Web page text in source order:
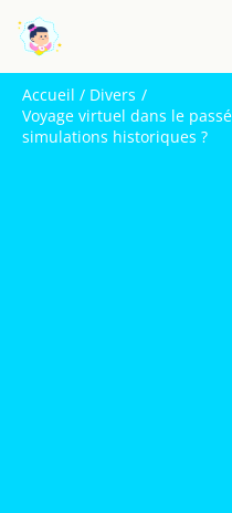
contenu
Accueil
Divers
Voyage virtuel dans le
simulations historiques ?
e
c
h
e